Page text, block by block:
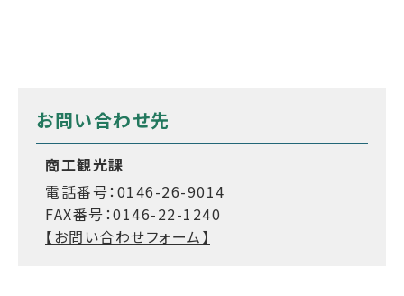
お問い合わせ先
商工観光課
電話番号：0146-26-9014
FAX番号：0146-22-1240
【お問い合わせフォーム】